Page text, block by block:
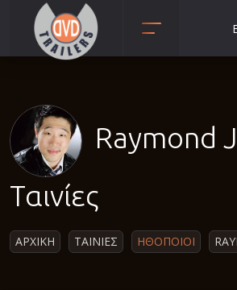
Αισθησιακές
Γουέστερν
Raymond
Ταινίες
ΑΡΧΙΚΗ ΤΑΙΝΙΕΣ ΗΘΟΠΟΙΟΙ